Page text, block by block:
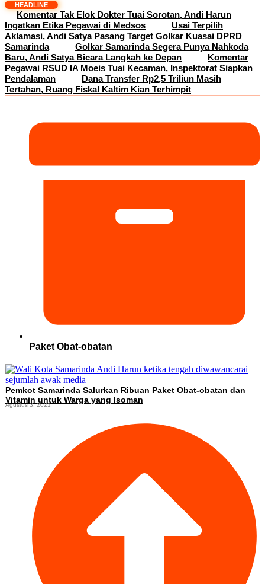
HEADLINE
Komentar Tak Elok Dokter Tuai Sorotan, Andi Harun
Ingatkan Etika Pegawai di Medsos
Usai Terpilih
Aklamasi, Andi Satya Pasang Target Golkar Kuasai DPRD
Samarinda
Golkar Samarinda Segera Punya Nahkoda
Baru, Andi Satya Bicara Langkah ke Depan
Komentar
Pegawai RSUD IA Moeis Tuai Kecaman, Inspektorat Siapkan
Pendalaman
Dana Transfer Rp2,5 Triliun Masih
Tertahan, Ruang Fiskal Kaltim Kian Terhimpit
Paket Obat-obatan
Pemkot Samarinda Salurkan Ribuan Paket Obat-obatan dan
Vitamin untuk Warga yang Isoman
Agustus 3, 2021